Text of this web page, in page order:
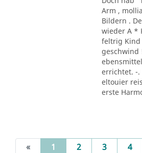
Arm ,
Bildern .
wieder A *
feltrig Kind
geschwind
errichtet. -.
eltouier
erste
« 1 (current)
2 3 4